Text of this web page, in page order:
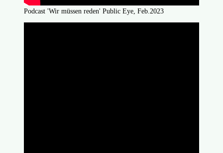
Podcast 'Wir müssen reden' Public Eye, Feb.2023